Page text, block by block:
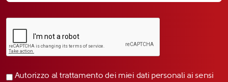
Autorizzo al trattamento dei miei dati personali ai sensi